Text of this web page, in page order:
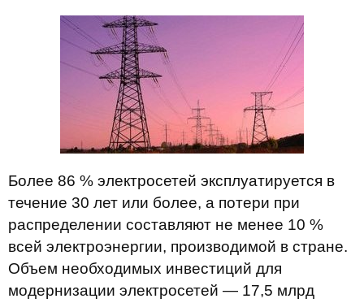
Более 86 % электросетей эксплуатируется в
течение 30 лет или более, а потери при
распределении составляют не менее 10 %
всей электроэнергии, производимой в стране.
Объем необходимых инвестиций для
модернизации электросетей — 17,5 млрд